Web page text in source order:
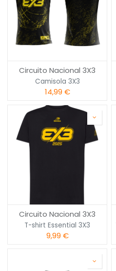
Circuito Nacional 3X3
Camisola 3X3
14,99 €
Circuito Nacional 3X3
T-shirt Essential 3X3
9,99 €